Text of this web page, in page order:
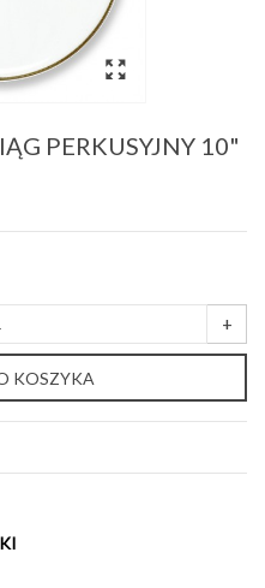
PERKUSYJNY 10"
+
KOSZYKA